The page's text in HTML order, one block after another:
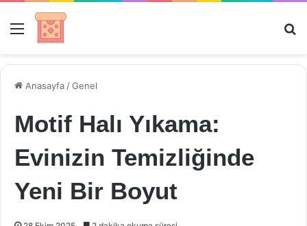
Menü
Anasayfa /Genel
Motif Halı Yıkama:
Evinizin Temizliğinde
Yeni Bir Boyut